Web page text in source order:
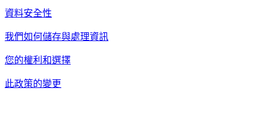
資料安全性
我們如何儲存與處理資訊
您的權利和選擇
此政策的變更